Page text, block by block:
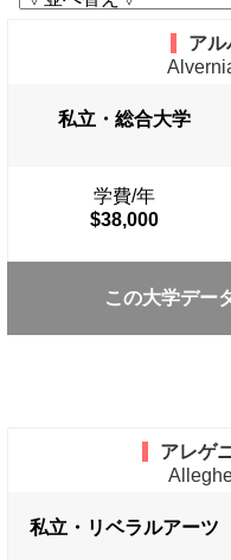
アル
私立・総合大学
学費/年
$38,000
この大学デー
アレゲ
私立・リベラルアーツ